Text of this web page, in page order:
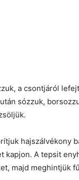
a csontjáról
sózzuk,
hajszálvékony
kapjon. A tepsit
majd meghintjük